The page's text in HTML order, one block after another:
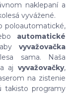
naklepaní a
vyvážené.
poloautomatické,
automatické
vyvažovačka
sama. Naša
aj vyvažovačky,
na zistenie
takisto programy